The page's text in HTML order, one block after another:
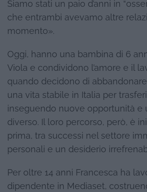
Siamo stati un paio d’anni in
che entrambi avevamo altre
momento».
Oggi, hanno una bambina di 6
Viola e condividono l’amore e il
quando decidono di
una vita stabile in Italia per
inseguendo nuove opportunità e
diverso. Il loro percorso, però, è
prima, tra successi nel settore
personali e un desiderio
Per oltre 14 anni Francesca ha
dipendente in Mediaset,